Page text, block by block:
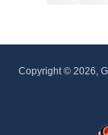
Copyright © 2026,